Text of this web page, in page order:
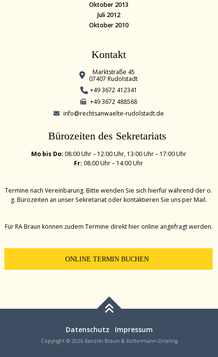
Oktober 2013
Juli 2012
Oktober 2010
Kontakt
Marktstraße 45
07407 Rudolstadt
+49 3672 412341
+49 3672 488568
info@rechtsanwaelte-rudolstadt.de
Bürozeiten des Sekretariats
Mo bis Do: 08:00 Uhr – 12:00 Uhr, 13:00 Uhr – 17:00 Uhr
Fr: 08:00 Uhr – 14:00 Uhr
Termine nach Vereinbarung. Bitte wenden Sie sich hierfür während der o.
g. Bürozeiten an unser Sekretariat oder kontaktieren Sie uns per Mail.
Für RA Braun können zudem Termine direkt hier online angefragt werden.
ONLINE TERMIN BUCHEN
Datenschutz Impressum
Copyright © 2026 Kanzlei Braun & Koltermann-Drieling